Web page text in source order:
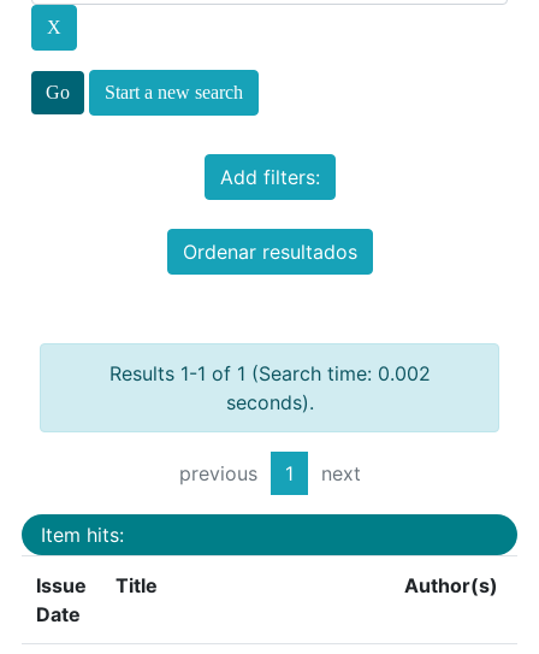
Start a new search
Add filters:
Ordenar resultados
Results 1-1 of 1 (Search time: 0.002
seconds).
previous 1 next
Item hits:
Issue
Date
Title Author(s)